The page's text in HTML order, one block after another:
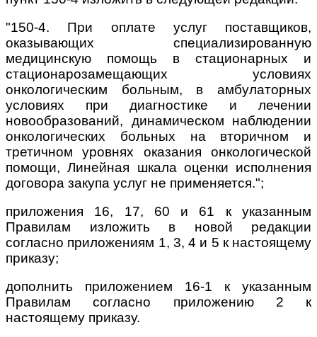
"150-4. При оплате услуг поставщиков,
оказывающих специализированную
медицинскую помощь в стационарных и
стационарозамещающих условиях
онкологическим больным, в амбулаторных
условиях при диагностике и лечении
новообразований, динамическом наблюдении
онкологических больных на вторичном и
третичном уровнях оказания онкологической
помощи, Линейная шкала оценки исполнения
договора закупа услуг не применяется.";
приложения 16, 17, 60 и 61 к указанным
Правилам изложить в новой редакции
согласно приложениям 1, 3, 4 и 5 к настоящему
приказу;
дополнить приложением 16-1 к указанным
Правилам согласно приложению 2 к
настоящему приказу.